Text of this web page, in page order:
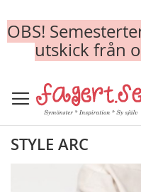
OBS!
utskick från
to
Content
STYLE ARC